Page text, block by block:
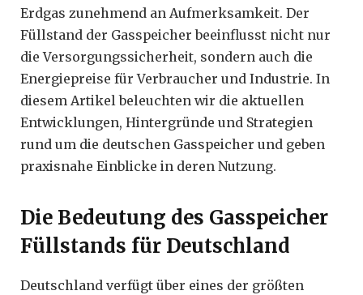
Erdgas zunehmend an Aufmerksamkeit. Der
Füllstand der Gasspeicher beeinflusst nicht nur
die Versorgungssicherheit, sondern auch die
Energiepreise für Verbraucher und Industrie. In
diesem Artikel beleuchten wir die aktuellen
Entwicklungen, Hintergründe und Strategien
rund um die deutschen Gasspeicher und geben
praxisnahe Einblicke in deren Nutzung.
Die Bedeutung des Gasspeicher
Füllstands für Deutschland
Deutschland verfügt über eines der größten